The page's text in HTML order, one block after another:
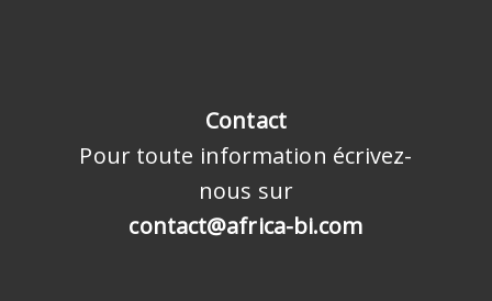
Contact
Pour toute information écrivez-
nous sur
contact@africa-bi.com